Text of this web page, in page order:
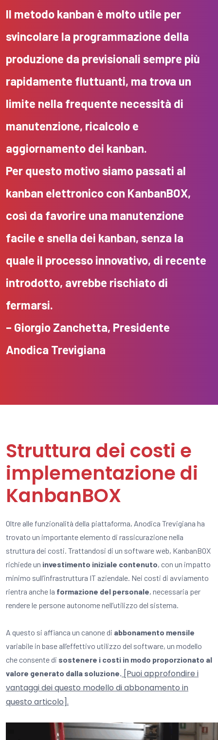
Il metodo kanban è molto utile per
svincolare la programmazione della
produzione da previsionali sempre più
rapidamente fluttuanti, ma trova un
limite nella frequente necessità di
manutenzione, ricalcolo e
aggiornamento dei kanban.
Per questo motivo siamo passati al
kanban elettronico con KanbanBOX,
così da favorire una manutenzione
facile e snella dei kanban, senza la
quale il processo innovativo, di recente
introdotto, avrebbe rischiato di
fermarsi.
– Giorgio Zanchetta, Presidente
Anodica Trevigiana
Struttura dei costi e
implementazione di
KanbanBOX
Oltre alle funzionalità della piattaforma, Anodica Trevigiana ha
trovato un importante elemento di rassicurazione nella
struttura dei costi. Trattandosi di un software web, KanbanBOX
richiede un investimento iniziale contenuto, con un impatto
minimo sull’infrastruttura IT aziendale. Nei costi di avviamento
rientra anche la formazione del personale, necessaria per
rendere le persone autonome nell’utilizzo del sistema.
A questo si affianca un canone di abbonamento mensile
variabile in base all’effettivo utilizzo del software, un modello
che consente di sostenere i costi in modo proporzionato al
valore generato dalla soluzione. [Puoi approfondire i
vantaggi dei questo modello di abbonamento in
questo articolo].